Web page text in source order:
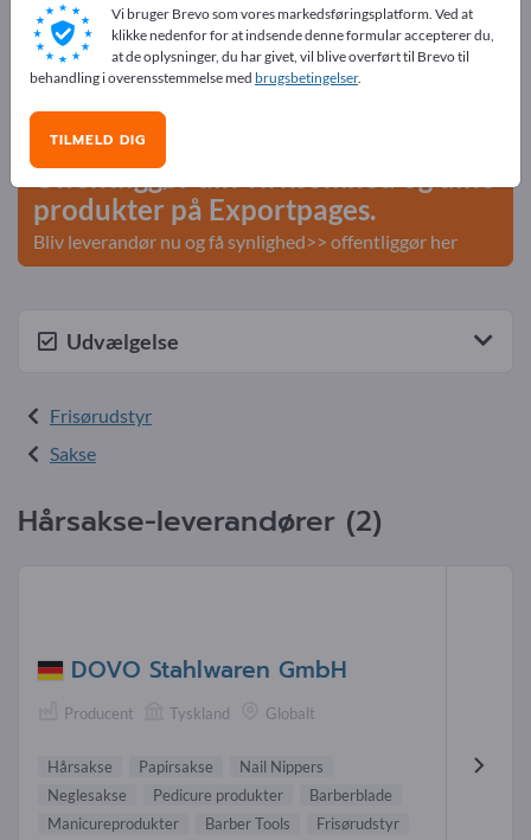
Annoncer gratis på Exportpages!
Behov – Tilbud – Brugte varer – Forretningskontakter >>
start her
Offentliggør din virksomhed og dine
produkter på Exportpages.
Bliv leverandør nu og få synlighed>> offentliggør her
Udvælgelse
Frisørudstyr
Sakse
Hårsakse-leverandører (2)
DOVO Stahlwaren GmbH
Producent Tyskland Globalt
Hårsakse Papirsakse
Nail Nippers
Neglesakse
Pedicure produkter
Barberblade
Manicureprodukter
Barber Tools
Frisørudstyr
Vi bruger Brevo som vores markedsføringsplatform. Ved at
klikke nedenfor for at indsende denne formular accepterer du,
at de oplysninger, du har givet, vil blive overført til Brevo til
behandling i overensstemmelse med brugsbetingelser.
TILMELD DIG